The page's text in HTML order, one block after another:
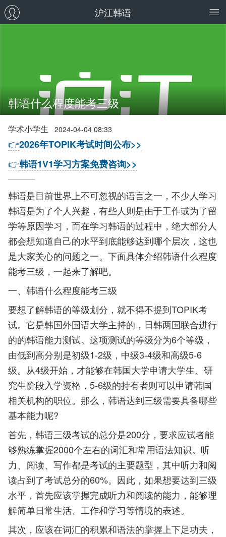
沪江韩语
韩语什么程度能考三级
学术小学生 2024-04-04 08:33
👉2026年TOPIK考试时间公布>>
👉韩语1V1学习方案免费咨询>>
韩语是目前世界上不可忽视的语言之一，不少人学习
韩语是为了个人兴趣，有些人则是由于工作或为了留
学等原因学习，而在学习韩语的过程中，绝大部分人
都会想知道自己的水平到底能够达到哪个层次，这也
是大家关心的问题之一。下面具体介绍韩语什么程度
能考三级，一起来了解吧。
一、韩语什么程度能考三级
要想了解韩语的等级划分，就不得不提到TOPIK考
试。它是韩国外国语大学主持的，日韩两国联合进行
的的韩语能力测试。这项测试的等级分为6个等级，
由低到高分别是初级1-2级，中级3-4级和高级5-6
级。从4级开始，才能够在韩国大学申请大学生、研
究生阶段入学资格，5-6级的持有者则可以申请韩国
相关机构的职位。那么，韩语达到三级需要具备哪些
基本能力呢?
首先，韩语三级考试的总分是200分，要求应试者能
够熟练掌握2000个左右的词汇和常用语法知识。听
力、阅读、写作都是考试的主要题型，其中听力和阅
读占到了考试总分的60%。因此，如果想要达到三级
水平，首先应该掌握完成听力和阅读的能力，能够理
解简单日常生活、工作和学习等情境的表述。
其次，应该在词汇的积累和语法的掌握上下足功夫，